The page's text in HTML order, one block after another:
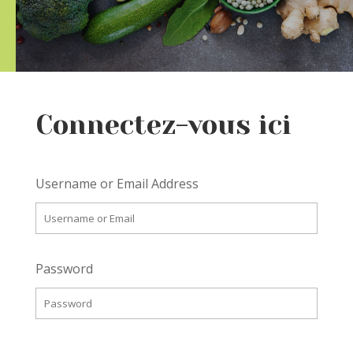
Connectez-vous ici
Username or Email Address
Password